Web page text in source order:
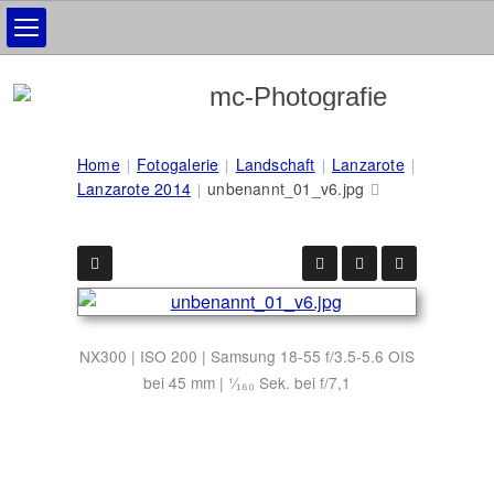
Home Fotogalerie Landschaft
Lanzarote
Lanzarote 2014
unbenannt_01_v6.jpg
NX300 | ISO 200 | Samsung 18-55 f/3.5-5.6 OIS
bei 45 mm | ¹⁄₁₆₀ Sek. bei f/7,1